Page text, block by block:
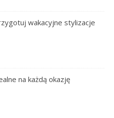
wakacyjne stylizacje
na każdą okazję